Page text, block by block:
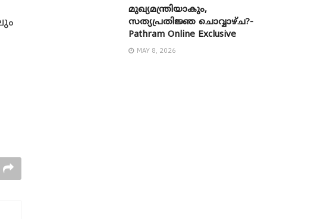
മുഖ്യമന്ത്രിയാകും,
സത്യപ്രതിജ്ഞ ചൊവ്വാഴ്ച?-
Pathram Online Exclusive
MAY 8, 2026